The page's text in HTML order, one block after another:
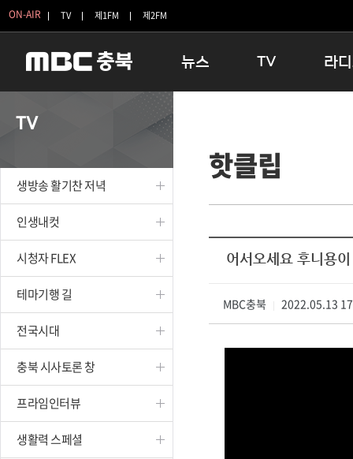
ON-AIR TV 제1FM 제2FM
뉴스
보은
옥천
TV
인생내컷
테마기행 길
시청자 FLEX
특집프로그램
종영프로그램
라
TV
생방송 활기찬 저녁
인생내컷
시청자 FLEX
테마기행 길
전국시대
충북 시사토론 창
프라임인터뷰
생활력 스페셜
핫클립
어서오세요 후니용이
MBC충북 2022.05.13